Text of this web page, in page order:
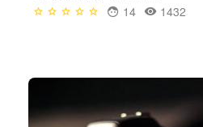
1432
14